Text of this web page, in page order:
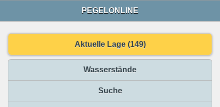
PEGELONLINE
Aktuelle Lage (149)
Wasserstände
Suche